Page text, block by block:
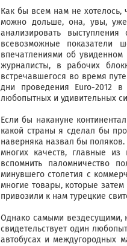
Как бы всем нам не хотелось,
можно дольше, она, увы, уже
анализировать
всевозможные показатели
впечатлениями об
журналисты, в рабочих
встречавшегося во время
дни проведения Euro-2012
любопытных и удивительных
Если бы накануне
какой страны я сделал бы
наверняка назвал бы
многих качеств, главные из
вспомнить паломничество
минувшего столетия с
многие товары, которые
привозили к нам турецкие
Однако самыми вездесущими,
свидетельствует один
автобусах и междугородных